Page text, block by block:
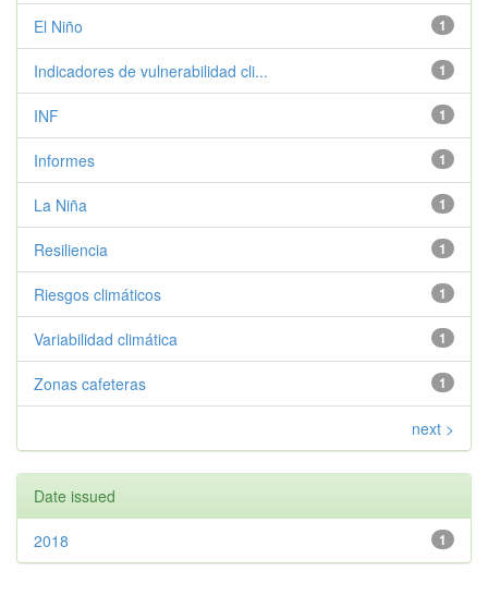
1
El Niño
1
Indicadores de vulnerabilidad cli...
1
INF
1
Informes
1
La Niña
1
Resiliencia
1
Riesgos climáticos
1
Variabilidad climática
1
Zonas cafeteras
next >
Date issued
1
2018